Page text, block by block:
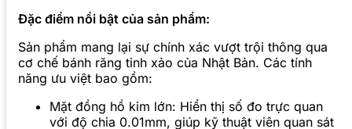
Đặc điểm nổi bật của sản phẩm:
Sản phẩm mang lại sự chính xác vượt trội thông qua
cơ chế bánh răng tinh xảo của Nhật Bản. Các tính
năng ưu việt bao gồm:
Mặt đồng hồ kim lớn: Hiển thị số đo trực quan
với độ chia 0.01mm, giúp kỹ thuật viên quan sát